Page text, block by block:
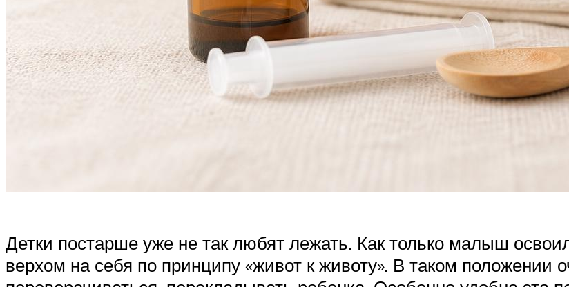
Детки постарше уже не так любят лежать. Как только малыш
верхом на себя по принципу «живот к животу». В таком положении